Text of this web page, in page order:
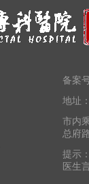
备案
地址
市内
总府
提示
医生